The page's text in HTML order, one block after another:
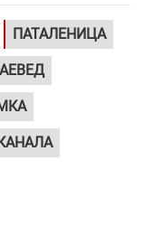
ПАТАЛЕНИЦА
КАНАЛА